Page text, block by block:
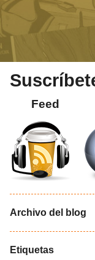
Feed
Archivo del blog
Etiquetas